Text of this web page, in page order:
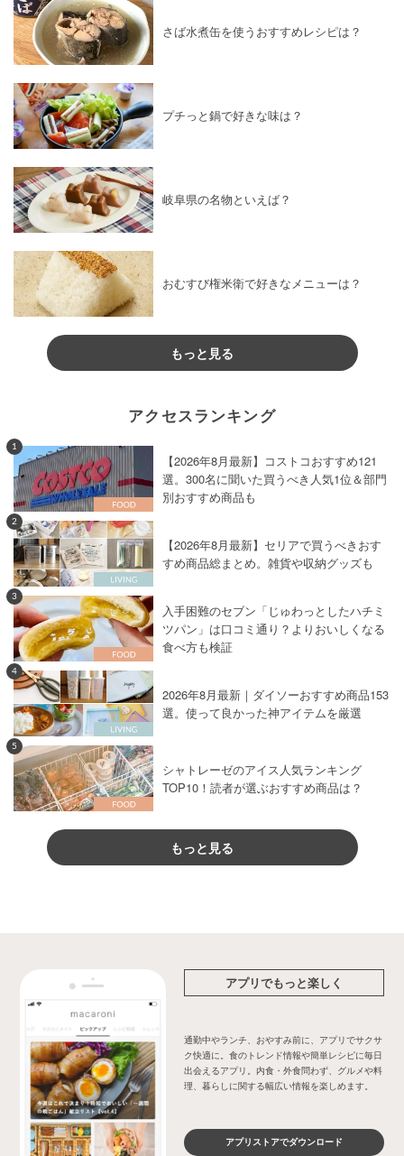
さば水煮缶を使うおすすめレシピは？
プチっと鍋で好きな味は？
岐阜県の名物といえば？
おむすび権米衛で好きなメニューは？
もっと見る
アクセスランキング
1
【2026年8月最新】コストコおすすめ121
選。300名に聞いた買うべき人気1位＆部門
別おすすめ商品も
2
【2026年8月最新】セリアで買うべきおす
すめ商品総まとめ。雑貨や収納グッズも
3
入手困難のセブン「じゅわっとしたハチミ
ツパン」は口コミ通り？よりおいしくなる
食べ方も検証
4
2026年8月最新｜ダイソーおすすめ商品153
選。使って良かった神アイテムを厳選
5
シャトレーゼのアイス人気ランキング
TOP10！読者が選ぶおすすめ商品は？
もっと見る
アプリでもっと楽しく
通勤中やランチ、おやすみ前に、アプリでサクサ
ク快適に。食のトレンド情報や簡単レシピに毎日
出会えるアプリ。内食・外食問わず、グルメや料
理、暮らしに関する幅広い情報を楽しめます。
アプリストアでダウンロード